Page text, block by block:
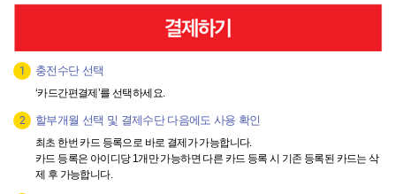
1 충전수단선택
‘카드간편결제’를선택하세요.
2 할부개월선택및결제수단다음에도사용확인
최초한번카드등록으로바로결제가가능합니다.
카드등록은아이디당1개만가능하면다른카드등록시기존등록된카드는삭
제후가능합니다.